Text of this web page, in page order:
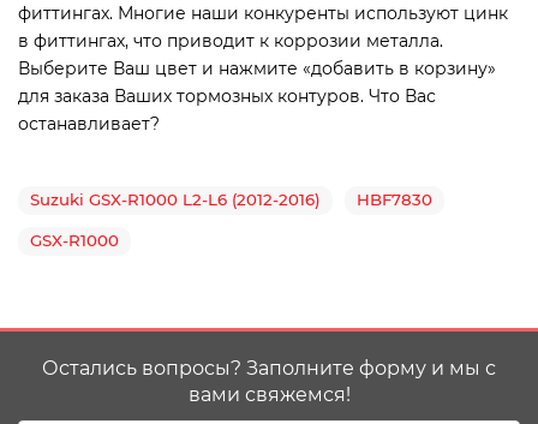
фиттингах. Многие наши конкуренты используют цинк
в фиттингах, что приводит к коррозии металла.
Выберите Ваш цвет и нажмите «добавить в корзину»
для заказа Ваших тормозных контуров. Что Вас
останавливает?
Suzuki GSX-R1000 L2-L6 (2012-2016) HBF7830
GSX-R1000
Остались вопросы? Заполните форму и мы с
вами свяжемся!